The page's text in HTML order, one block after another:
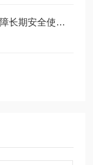
及时解决甲苯不溶物测定仪故障是保障长期安全使用的关键